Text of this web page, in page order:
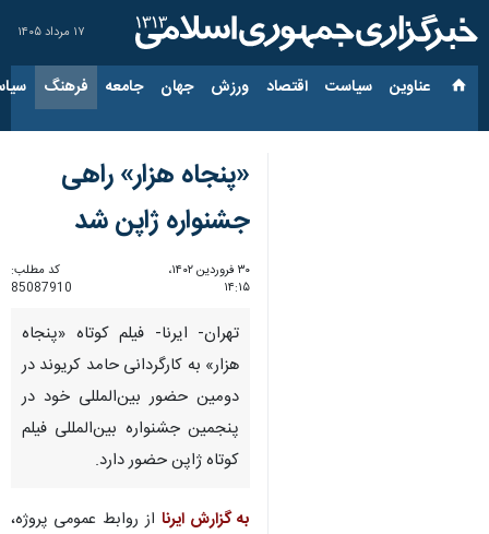
۱۷ مرداد ۱۴۰۵
عناوین‌ سیاست اقتصاد ورزش جهان جامعه فرهنگ
«پنجاه هزار» راهی
جشنواره ژاپن شد
۳۰ فروردین ۱۴۰۲،
۱۴:۱۵
کد مطلب:
85087910
تهران- ایرنا- فیلم کوتاه «پنجاه
هزار» به کارگردانی حامد کریوند در
دومین حضور بین‌المللی خود در
پنجمین جشنواره بین‌المللی فیلم
کوتاه ژاپن حضور دارد.
به گزارش ایرنا از روابط عمومی پروژه،